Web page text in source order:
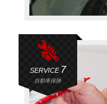
SERVICE 7
自動車保険